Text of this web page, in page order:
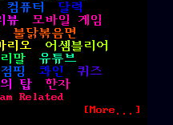
컴퓨터
달력
뷰
모바일 게임
불닭볶음면
리오
어셈블리어
말
유튜브
점핑 콰인
퀴즈
탑
한자
Related
[More...]